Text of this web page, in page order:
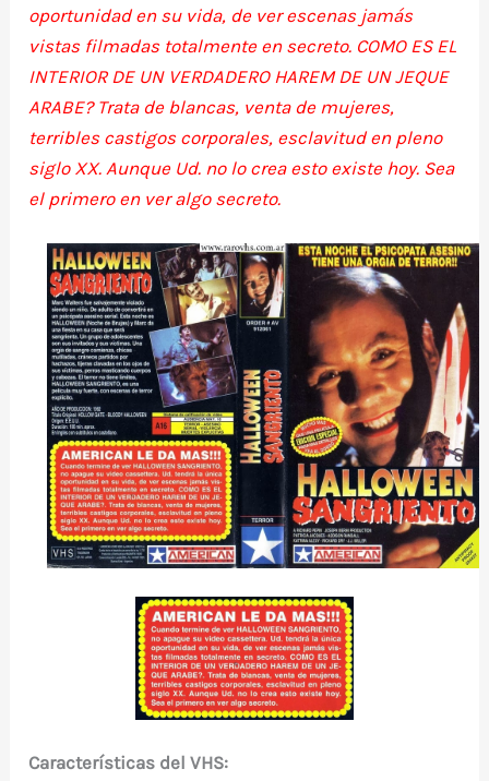
oportunidad en su vida, de ver escenas jamás
vistas filmadas totalmente en secreto. COMO ES EL
INTERIOR DE UN VERDADERO HAREM DE UN JEQUE
ARABE? Trata de blancas, venta de mujeres,
terribles castigos corporales, esclavitud en pleno
siglo XX. Aunque Ud. no lo crea esto existe hoy. Sea
el primero en ver algo secreto.
Características del VHS: